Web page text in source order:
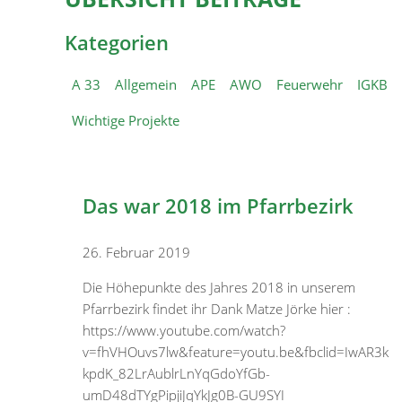
Kategorien
A 33 Allgemein APE AWO Feuerwehr IGKB
Wichtige Projekte
Das war 2018 im Pfarrbezirk
26. Februar 2019
Die Höhepunkte des Jahres 2018 in unserem
Pfarrbezirk findet ihr Dank Matze Jörke hier :
https://www.youtube.com/watch?
v=fhVHOuvs7lw&feature=youtu.be&fbclid=IwAR3k
kpdK_82LrAublrLnYqGdoYfGb-
umD48dTYgPipjiJqYkJg0B-GU9SYI